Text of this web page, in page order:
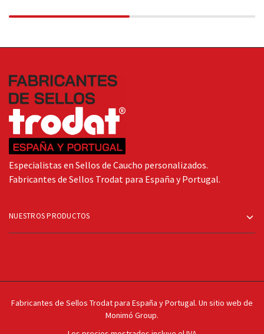
Especialistas en Sellos de Caucho personalizados.
Fabricantes de Sellos Trodat para España y Portugal.
NUESTROS PRODUCTOS
Fabricantes de Sellos Trodat para España y Portugal. Un sitio web de
Monimó Group.